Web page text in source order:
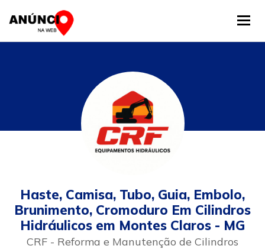
Haste, Camisa, Tubo, Guia, Embolo,
Brunimento, Cromoduro Em Cilindros
Hidráulicos em Montes Claros - MG
CRF - Reforma e Manutenção de Cilindros